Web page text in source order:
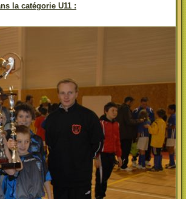
la catégorie U11 :